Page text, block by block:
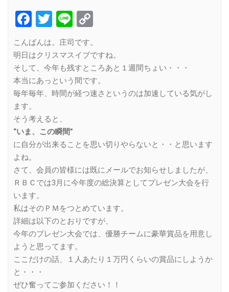
Facebook
Twitter
Line
こんばんは。庄司です。
明日はクリスマスイブですね。
そして、今年も残すところあと１週間ちょい・・・
本当にあっという間です。
毎年毎年、時間が経つ速さというのは加速している気がし
ます。
そう考えると、
“いま、この瞬間”
に自分が出来ることを思い切りやらないと・・と思います
よね。
さて、会員の皆様には既にメールでお知らせしましたが、
ＲＢＣでは3月に今年度の総決算としてプレゼン大会を行
います。
私はそのＰＭをつとめています。
詳細は以下のとおりですが、
今年のプレゼン大会では、優勝チームに豪華賞品を用意し
ようと思ってます。
ここだけの話、１人あたり１万円くらいの賞品にしようか
と・・・
ぜひ奮ってご参加ください！！